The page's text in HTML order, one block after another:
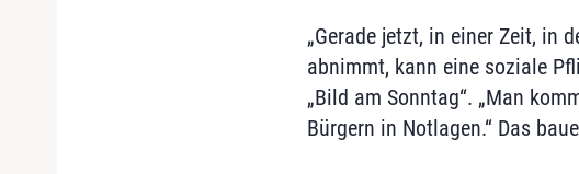
„Gerade jetzt, in einer Zeit, in
abnimmt, kann eine soziale
„Bild am Sonntag“. „Man
Bürgern in Notlagen.“ Das